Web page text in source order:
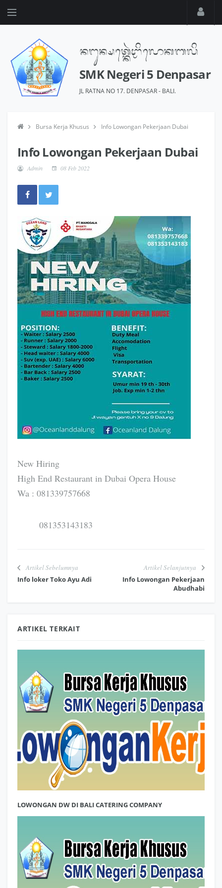
SMK Negeri 5 Denpasar
JL RATNA NO 17. DENPASAR - BALI.
Bursa Kerja Khusus Info Lowongan Pekerjaan Dubai
Info Lowongan Pekerjaan Dubai
Admin 08 Feb 2022
New Hiring
High End Restaurant in Dubai Opera House
Wa : 081339757668
081353143183
Artikel Sebelumnya
Info loker Toko Ayu Adi
Artikel Selanjutnya
Info Lowongan Pekerjaan
Abudhabi
ARTIKEL TERKAIT
LOWONGAN DW DI BALI CATERING COMPANY